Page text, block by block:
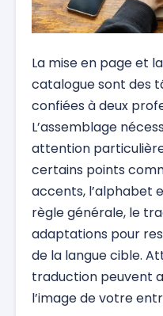
La mise en page et
catalogue sont des
confiées à deux
L’assemblage
attention
certains points
accents, l’alphabet
règle générale, le
adaptations pour
de la langue cible.
traduction peuvent
l’image de votre